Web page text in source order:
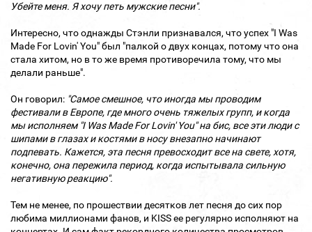
Убейте меня. Я хочу петь мужские песни".
Интересно, что однажды Стэнли признавался, что успех "I Was
Made For Lovin' You" был "палкой о двух концах, потому что она
стала хитом, но в то же время противоречила тому, что мы
делали раньше".
Он говорил: "Самое смешное, что иногда мы проводим
фестивали в Европе, где много очень тяжелых групп, и когда
мы исполняем "I Was Made For Lovin' You" на бис, все эти люди с
шипами в глазах и костями в носу внезапно начинают
подпевать. Кажется, эта песня превосходит все на свете, хотя,
конечно, она пережила период, когда испытывала сильную
негативную реакцию".
Тем не менее, по прошествии десятков лет песня до сих пор
любима миллионами фанов, и KISS ее регулярно исполняют на